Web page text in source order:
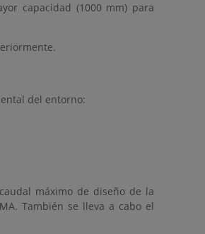
capacidad (1000 mm) para
del entorno:
máximo de diseño de la
También se lleva a cabo el